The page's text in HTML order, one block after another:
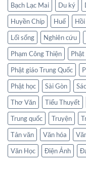
Bạch Lạc Mai Du ký
Huyền Chíp
Huế
Lối sống
Nghiên cứu
Phạm Công Thiện
Phật
Phật giáo Trung Quốc
Phật học
Sài Gòn
Thơ Văn
Tiểu Thuyết
Trung quốc
Truyện
Tản văn
Văn hóa
Văn Học
Điện Ảnh